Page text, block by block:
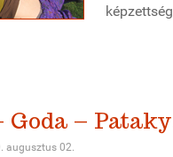
Goda –
augusztus 02.